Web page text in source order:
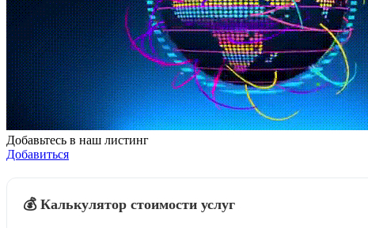
Добавьтесь в наш листинг
Добавиться
💰 Калькулятор стоимости услуг